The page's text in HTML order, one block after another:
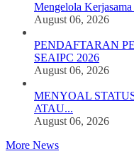
Mengelola
August 06, 2026
PENDAFTARAN
SEAIPC 2026
August 06, 2026
MENYOAL
ATAU...
August 06, 2026
More News